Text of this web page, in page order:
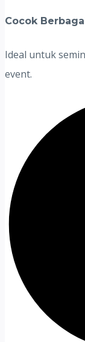
Cocok
Ideal untuk
event.